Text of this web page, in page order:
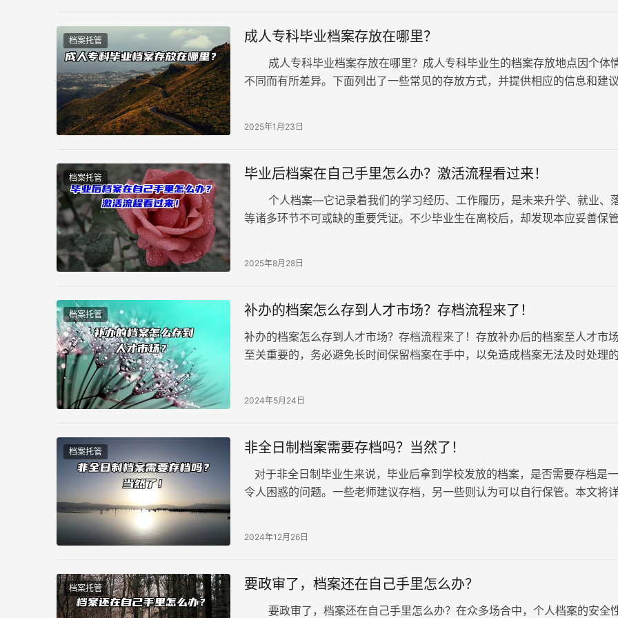
档案托管 成人专科毕业档案存放在哪里？
成人专科毕业档案存放在哪里？成人专科毕业生的档案存放地点因个体
不同而有所差异。下面列出了一些常见的存放方式，并提供相应的信息和建
2025年1月23日
档案托管 毕业后档案在自己手里怎么办？激活流程看过来！
个人档案—它记录着我们的学习经历、工作履历，是未来升学、就业、
等诸多环节不可或缺的重要凭证。不少毕业生在离校后，却发现本应妥善保
2025年8月28日
档案托管 补办的档案怎么存到人才市场？存档流程来了！
补办的档案怎么存到人才市场？存档流程来了！存放补办后的档案至人才市
至关重要的，务必避免长时间保留档案在手中，以免造成档案无法及时处理
2024年5月24日
档案托管 非全日制档案需要存档吗？当然了！
对于非全日制毕业生来说，毕业后拿到学校发放的档案，是否需要存档是
令人困惑的问题。一些老师建议存档，另一些则认为可以自行保管。本文将
2024年12月26日
档案托管 要政审了，档案还在自己手里怎么办？
要政审了，档案还在自己手里怎么办？在众多场合中，个人档案的安全